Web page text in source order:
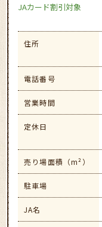
JAカード割引対象
住所
電話番号
営業時間
定休日
売り場面積（m²）
駐車場
JA名